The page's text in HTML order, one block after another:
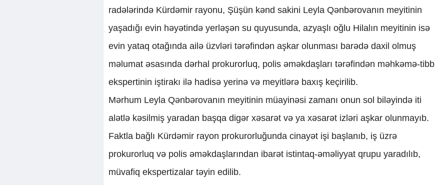
radələrində Kürdəmir rayonu, Şüşün kənd sakini Leyla Qənbərovanın meyitinin
yaşadığı evin həyətində yerləşən su quyusunda, azyaşlı oğlu Hilalın meyitinin isə
evin yataq otağında ailə üzvləri tərəfindən aşkar olunması barədə daxil olmuş
məlumat əsasında dərhal prokurorluq, polis əməkdaşları tərəfindən məhkəmə-tibb
ekspertinin iştirakı ilə hadisə yerinə və meyitlərə baxış keçirilib.
Mərhum Leyla Qənbərovanın meyitinin müayinəsi zamanı onun sol biləyində iti
alətlə kəsilmiş yaradan başqa digər xəsarət və ya xəsarət izləri aşkar olunmayıb.
Faktla bağlı Kürdəmir rayon prokurorluğunda cinayət işi başlanıb, iş üzrə
prokurorluq və polis əməkdaşlarından ibarət istintaq-əməliyyat qrupu yaradılıb,
müvafiq ekspertizalar təyin edilib.